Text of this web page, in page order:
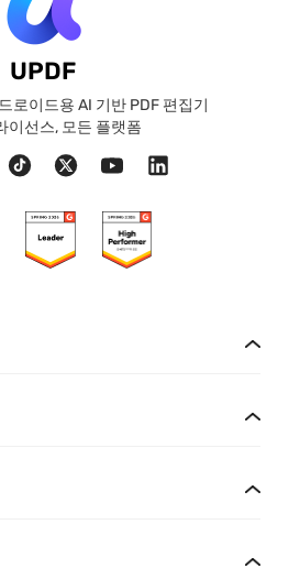
UPDF
로이드용 AI 기반 PDF 편집기
이선스, 모든 플랫폼